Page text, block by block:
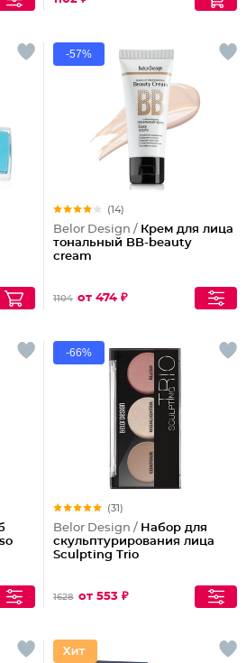
-57%
(14)
Belor Design / Крем для лица
тональный BB-beauty
cream
1104 от 474 ₽
-66%
(31)
Belor Design / Набор для
скульптурирования лица
Sculpting Triо
1628 от 553 ₽